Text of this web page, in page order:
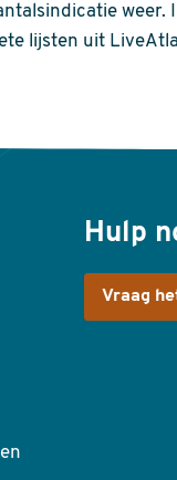
weer.
lijsten uit
Hulp
Vraag